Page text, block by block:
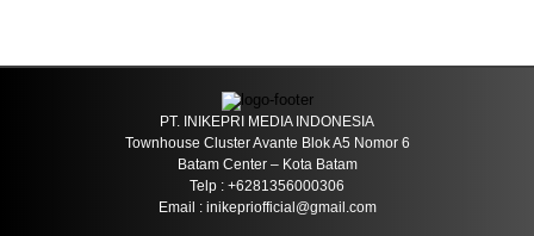
PT. INIKEPRI MEDIA INDONESIA
Townhouse Cluster Avante Blok A5 Nomor 6
Batam Center – Kota Batam
Telp : +6281356000306
Email : inikepriofficial@gmail.com